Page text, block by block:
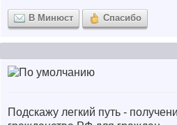
В Минюст Спасибо
Подскажу легкий путь -